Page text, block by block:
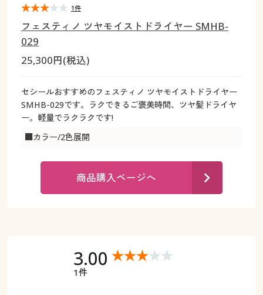
大きいサイズ 事務・制服
カタログ
デジタルカタログ
カタログ無料プレゼント
マイページ
大きいサイズ メンズ
大きいサイズ 事務・制服
カタログ
カタログ・チラシからのご注文
デジタルカタログ
カタログ無料プレゼント
会員メニュー
マイページ
閲覧履歴
フェスティノ ツヤモイストドライヤー SMHB-
029
25,300円(税込)
セシールおすすめのフェスティノ ツヤモイストドライヤー
SMHB-029です。ラクできるご褒美時間、ツヤ髪ドライヤ
ー。軽量でラクラクです!
■カラー/2色展開
1件
商品購入ページへ
3.00
1件